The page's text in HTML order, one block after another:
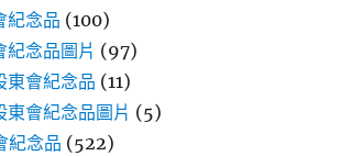
紀念品 (100)
紀念品圖片 (97)
東會紀念品 (11)
東會紀念品圖片 (5)
紀念品 (522)